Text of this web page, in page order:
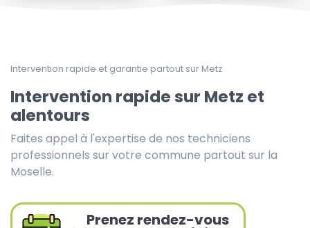
Intervention rapide et garantie partout sur Metz
Intervention rapide sur Metz et
alentours
Faites appel à l'expertise de nos techniciens
professionnels sur votre commune partout sur la
Moselle.
Prenez rendez-vous